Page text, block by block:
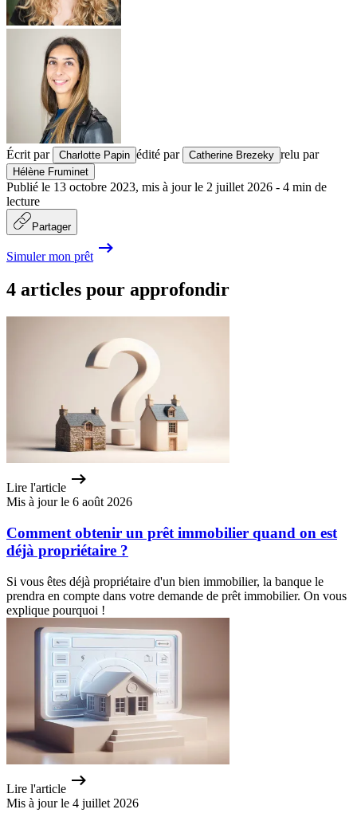
Écrit par Charlotte Papin édité par Catherine Brezeky relu par
Hélène Fruminet
Publié le 13 octobre 2023, mis à jour le 2 juillet 2026 - 4 min de
lecture
Partager
Simuler mon prêt
4 articles pour approfondir
Lire l'article
Mis à jour le 6 août 2026
Comment obtenir un prêt immobilier quand on est
déjà propriétaire ?
Si vous êtes déjà propriétaire d'un bien immobilier, la banque le
prendra en compte dans votre demande de prêt immobilier. On vous
explique pourquoi !
Lire l'article
Mis à jour le 4 juillet 2026